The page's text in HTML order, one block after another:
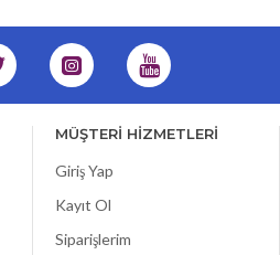
MÜŞTERİ HİZMETLERİ
Giriş Yap
Kayıt Ol
Siparişlerim